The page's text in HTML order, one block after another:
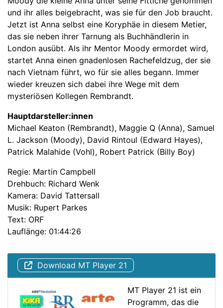
und ihr alles beigebracht, was sie für den Job braucht.
Jetzt ist Anna selbst eine Koryphäe in diesem Metier,
das sie neben ihrer Tarnung als Buchhändlerin in
London ausübt. Als ihr Mentor Moody ermordet wird,
startet Anna einen gnadenlosen Rachefeldzug, der sie
nach Vietnam führt, wo für sie alles begann. Immer
wieder kreuzen sich dabei ihre Wege mit dem
mysteriösen Kollegen Rembrandt.
Hauptdarsteller:innen
Michael Keaton (Rembrandt), Maggie Q (Anna), Samuel
L. Jackson (Moody), David Rintoul (Edward Hayes),
Patrick Malahide (Vohl), Robert Patrick (Billy Boy)
Regie: Martin Campbell
Drehbuch: Richard Wenk
Kamera: David Tattersall
Musik: Rupert Parkes
Text: ORF
Lauflänge: 01:44:26
Download MT Player 21
MT Player 21 ist ein
Programm, das die